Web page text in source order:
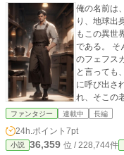
俺の名前は
り、地球出
もこの異世
である。 そんな俺が、何故異世界にいるのかというと…？ こ
のフェフス
と言っても
に呼び出さ
れ、そこの
スランゼス
場合…神々
は？ ところが、この世界に魔王が出現したのは今回が初めて
ファンタジー 連載中 長編
24h.ポイント 7pt
小説 36,359 位 / 228,744件